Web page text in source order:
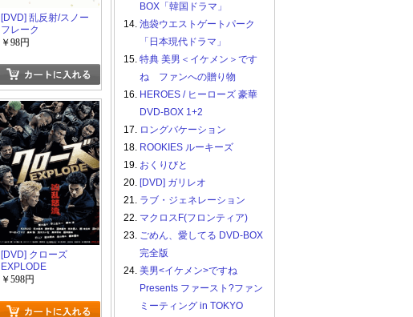
[DVD] 乱反射/スノー
フレーク
￥98円
[DVD] クローズ
EXPLODE
￥598円
BOX「韓国ドラマ」
14. 池袋ウエストゲートパーク
「日本現代ドラマ」
15. 特典 美男＜イケメン＞です
ね ファンへの贈り物
16. HEROES / ヒーローズ 豪華
DVD-BOX 1+2
17. ロングバケーション
18. ROOKIES ルーキーズ
19. おくりびと
20. [DVD] ガリレオ
21. ラブ・ジェネレーション
22. マクロスF(フロンティア)
23. ごめん、愛してる DVD-BOX
完全版
24. 美男<イケメン>ですね
Presents ファースト?ファン
ミーティング in TOKYO